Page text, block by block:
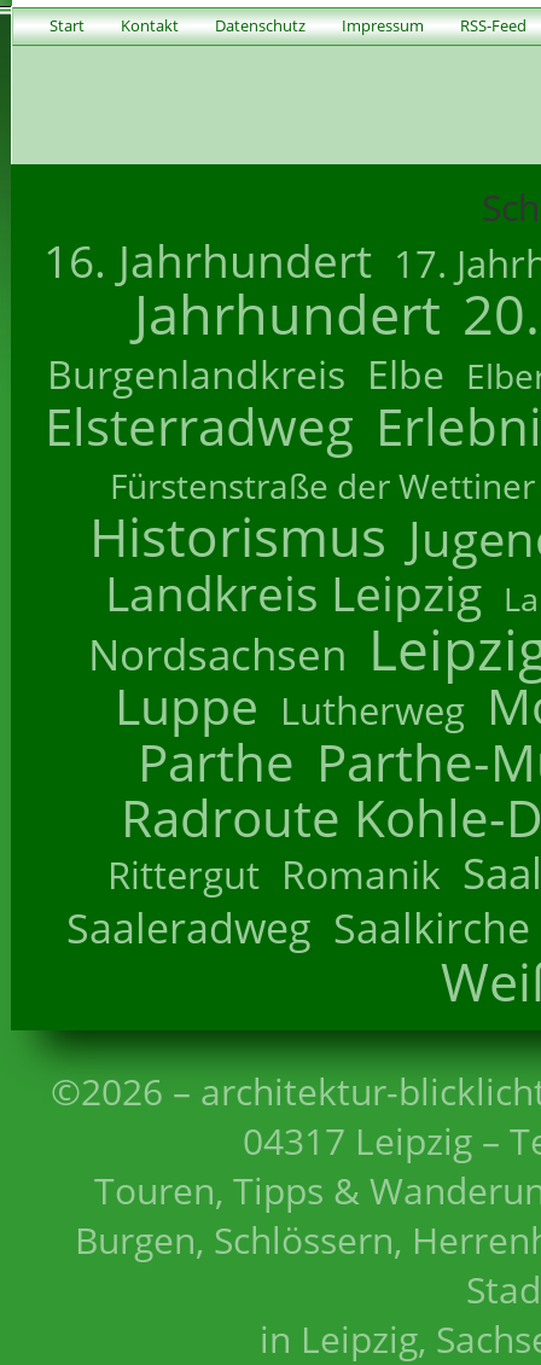
Start Kontakt Datenschutz Impressum RSS-Feed
16. Jahrhundert 17.
Jahrhundert
Burgenlandkreis Elbe
Elsterradweg
Fürstenstraße der Wettiner
Historismus
Landkreis Leipzig
Nordsachsen
Luppe Lutherweg
Parthe Parthe-
Radroute Kohle-
Rittergut Romanik
Saaleradweg Saalkirche
©2026 – architektur-
04317 Leipzig –
Touren, Tipps &
Burgen, Schlössern,
in Leipzig,